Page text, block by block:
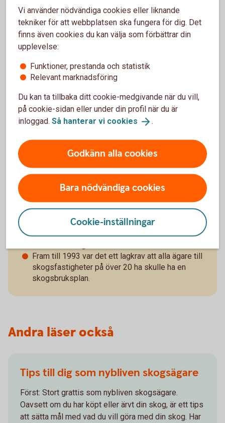
Vill du ha hjälp med din skog?
Är skogen en investering eller har du den som
hobby? Oavsett vad ger vi lösningar anpassade för
Äga skog – tips förskogsägare
Om skogsbruksplaner
Är du ny som skogsägare kommer du ha särskilt
Priset varierar, men ofta tar leverantörerna en
startkostnad på mellan 1 000 och 5 000 kr och
sedan 120–200 kr/ha.
Många leverantörer erbjuder skogsbruksplaner i
digital form, så att du kan uppdatera den själv och
Fram till 1993 var det ett lagkrav att alla ägare till
skogsfastigheter på över 20 ha skulle ha en
skogsbruksplan.
Andra läser också
Tips till dig som nybliven skogsägare
Först: Stort grattis som nybliven skogsägare.
Oavsett om du har köpt eller ärvt din skog, är ett tips
att sätta mål med vad du vill göra med din skog. Har
Vi använder nödvändiga cookies eller liknande
tekniker för att webbplatsen ska fungera för dig. Det
finns även cookies du kan välja som förbättrar din
upplevelse:
Funktioner, prestanda och statistik
Relevant marknadsföring
Du kan ta tillbaka ditt cookie-medgivande när du vill,
på cookie-sidan eller under din profil när du är
inloggad. Så hanterar vi cookies .
Godkänn alla cookies
Bara nödvändiga cookies
Cookie-inställningar